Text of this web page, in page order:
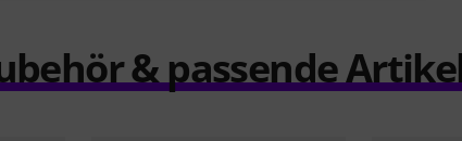
& passende